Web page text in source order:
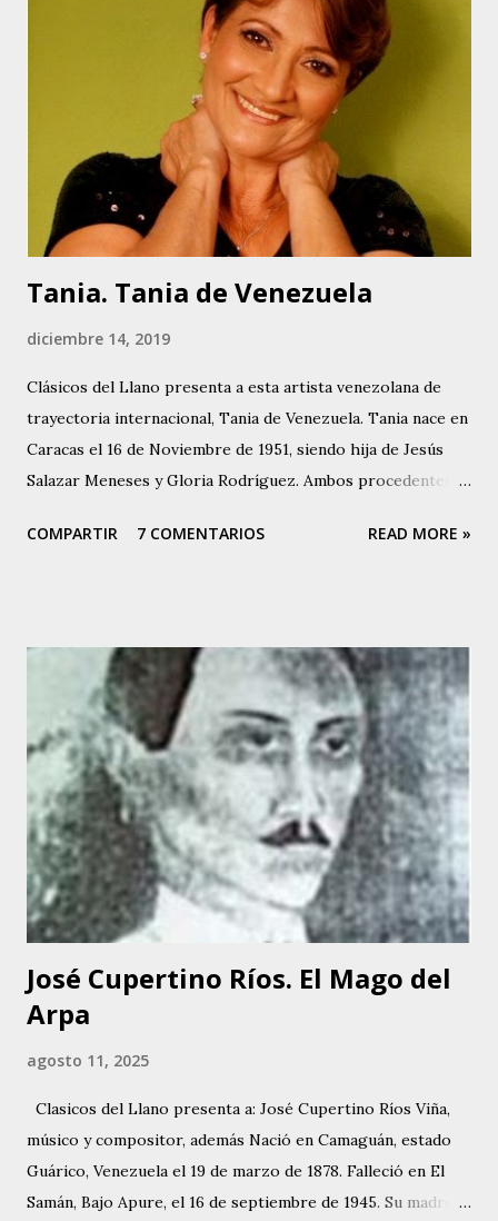
en el ámbito de la música llanera. Entre ellos se puede
contar, Nuestra Casita, Cuéntame, No Vayas A Despedirte,
Ni Un Ruego Más y Muchacho Criollo, original de la
compositora colombiana Mercedes Díaz. Esta última pieza
es la que le da origen a su nombre artístico: Muchacha
Criolla. Actualmente desarrolla un proyecto con su padre,
fundamentalmente versionando otras piezas de la autoría
del Poeta, e in...
Tania. Tania de Venezuela
diciembre 14, 2019
Clásicos del Llano presenta a esta artista venezolana de
trayectoria internacional, Tania de Venezuela. Tania nace en
Caracas el 16 de Noviembre de 1951, siendo hija de Jesús
Salazar Meneses y Gloria Rodríguez. Ambos procedentes
Venezuela. Su madre, Gloria Rodríguez, a finales de la
inclinación artística. Tania canta desde los 5 años de edad,
cuando debutó en el programa de Buck Rogers, que
auspiciaba el diario “EL NACIONAL”, en Radio Caracas –
Canal 2. Allí se dio a conocer y luego hizo presentaciones
en el Coney Island y en otros programas de corte infantil.
Tania comenzó a perfeccionar su voz. Empezó a tomar
clases de canto y piano, haciéndose acompañar en sus
siguientes presentaciones por los conjuntos de Inocente
Bello y Manuel Delgado. A...
COMPARTIR 7 COMENTARIOS READ MORE »
José Cupertino Ríos. El Mago del
Arpa
agosto 11, 2025
Clasicos del Llano presenta a: José Cupertino Ríos Viña,
músico y compositor, además Nació en Camaguán, estado
Guárico, Venezuela el 19 de marzo de 1878. Falleció en El
Samán, Bajo Apure, el 16 de septiembre de 1945. Su madre